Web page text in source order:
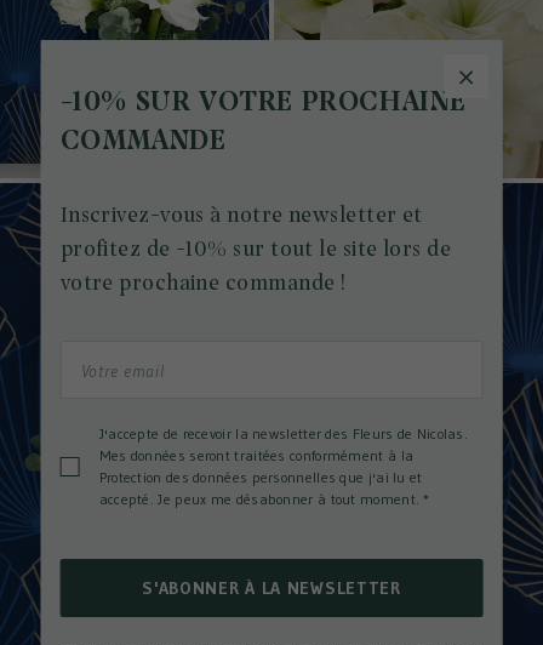
-10% SUR VOTRE PROCHAINE
COMMANDE
Inscrivez-vous à notre newsletter et
profitez de -10% sur tout le site lors de
votre prochaine commande !
J'accepte de recevoir la newsletter des Fleurs de Nicolas.
Mes données seront traitées conformément à la
Protection des données personnelles que j'ai lu et
accepté. Je peux me désabonner à tout moment.*
S'ABONNER À LA NEWSLETTER